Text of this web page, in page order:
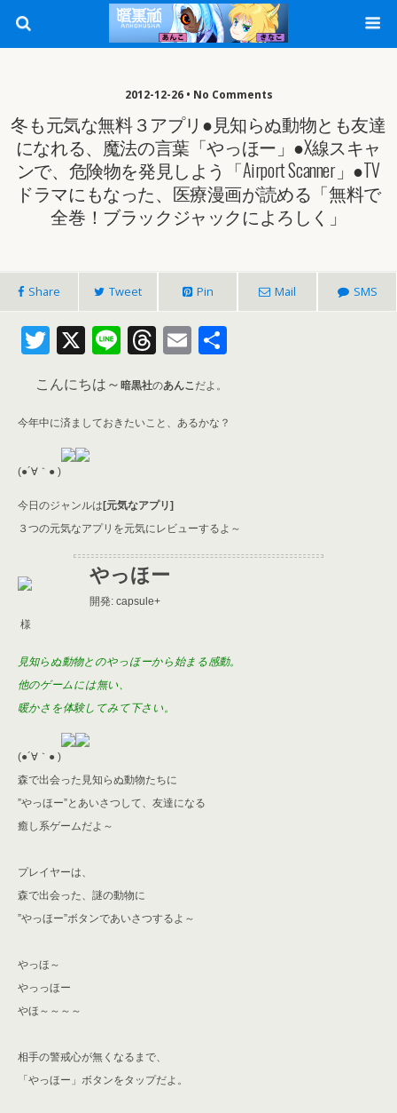
2012-12-26 • No Comments
冬も元気な無料３アプリ●見知らぬ動物とも友達
になれる、魔法の言葉「やっほー」●X線スキャ
ンで、危険物を発見しよう「Airport Scanner」●TV
ドラマにもなった、医療漫画が読める「無料で
全巻！ブラックジャックによろしく」
Share Tweet Pin Mail SMS
T
w
itt
er
X Li
e
T
re
a
E
ai
l
こんにちは～ 暗黒社のあんこ だよ。
今年中に済ましておきたいこと、あるかな ？
(●´∀｀● )
今日のジャンルは[元気なアプリ]
３つの元気なアプリを元気にレビューするよ～
やっほー
開発: capsule+
様
見知らぬ動物とのやっほーから始まる感動。
他のゲームには無い、
暖かさを体験してみて下さい。
(●´∀｀● )
森で出会った見知らぬ動物たちに
”やっほー”とあいさつして、友達になる
癒し系ゲームだよ～
プレイヤーは、
森で出会った、謎の動物に
”やっほー”ボタンであいさつするよ～
やっほ～
やっっほー
やほ～～～～
相手の警戒心が無くなるまで、
「やっほー」ボタンをタップだよ。